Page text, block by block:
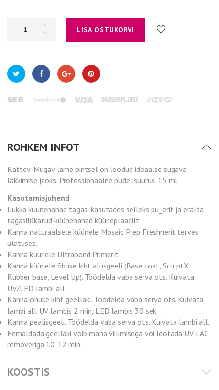
LISA OSTUKORVI
ROHKEM INFOT
Kattev. Mugav lame pintsel on loodud ideaalse sügava
lakkimise jaoks. Professionaalne pudelisuurus-15 ml.
Kasutamisjuhend
Lükka küünenahad tagasi kasutades selleks pu_erit ja eralda
tagasilükatud küünenahad küüneplaadilt.
Kanna naturaalsele küünele Mosaic Prep Freshnerit terves
ulatuses.
Kanna küünele Ultrabond Primerit.
Kanna küünele õhuke kiht alusgeeli (Base coat, SculptX,
Rubber base, Level Up). Töödelda vaba serva ots. Kuivata
UV/LED lambi all
Kanna õhuke kiht geellaki. Töödelda vaba serva ots. Kuivata
lambi all. UV lambis 2 min, LED lambis 30 sek.
Kanna pealisgeeli. Töödelda vaba serva ots. Kuivata lambi all.
Eemaldada geellaki võib maha viilimisega või leotada UV LAC
removeriga 10-12 min.
KOOSTIS